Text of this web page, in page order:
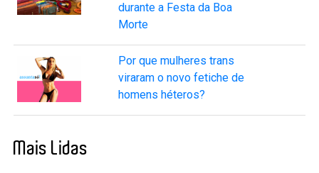
durante a Festa da Boa
Morte
Por que mulheres trans
viraram o novo fetiche de
homens héteros?
Mais Lidas